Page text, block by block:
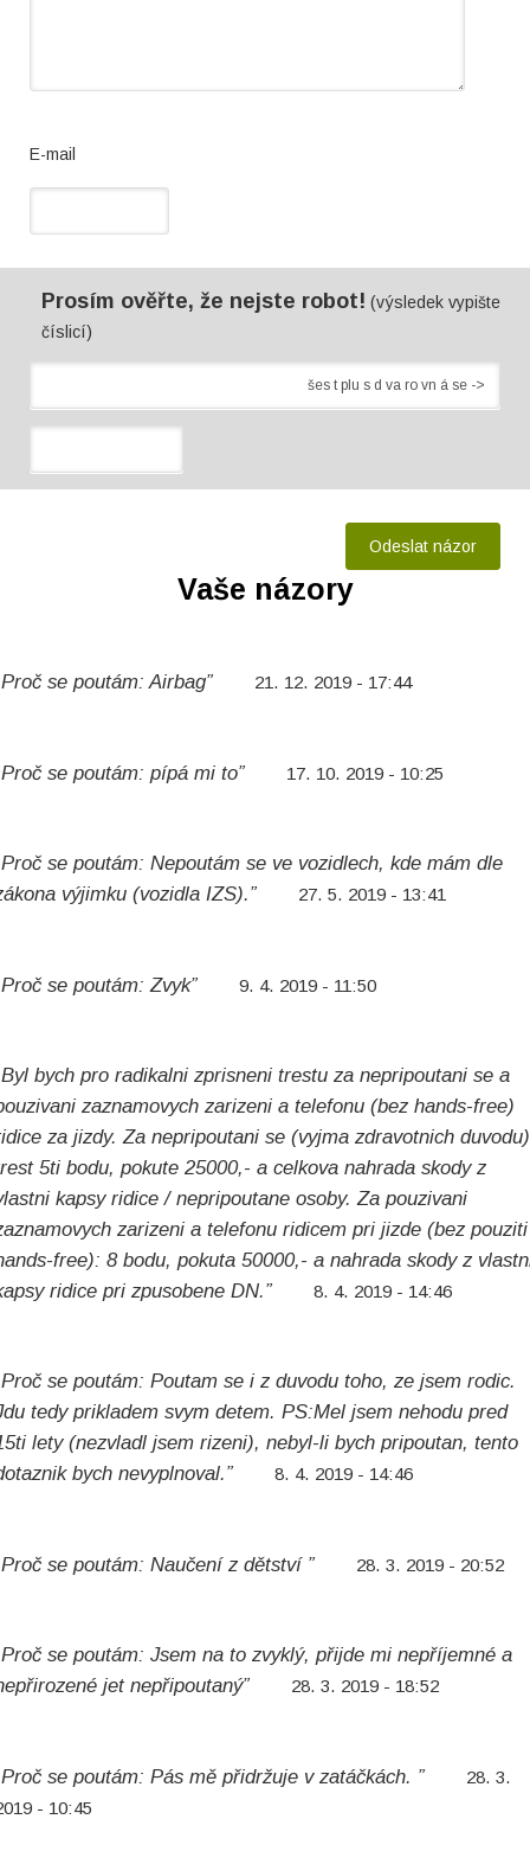
E-mail
Prosím ověřte, že nejste robot! (výsledek vypište
číslicí)
Vaše názory
se poutám: Airbag” 21. 12. 2019 - 17:44
se poutám: pípá mi to” 17. 10. 2019 - 10:25
se poutám: Nepoutám se ve vozidlech, kde mám dle
výjimku (vozidla IZS).”
27. 5. 2019 - 13:41
se poutám: Zvyk” 9. 4. 2019 - 11:50
bych pro radikalni zprisneni trestu za nepripoutani se a
zaznamovych zarizeni a telefonu (bez hands-free)
za jizdy. Za nepripoutani se (vyjma zdravotnich duvodu)
5ti bodu, pokute 25000,- a celkova nahrada skody z
kapsy ridice / nepripoutane osoby. Za pouzivani
zarizeni a telefonu ridicem pri jizde (bez pouziti
free): 8 bodu, pokuta 50000,- a nahrada skody z
ridice pri zpusobene DN.”
8. 4. 2019 - 14:46
se poutám: Poutam se i z duvodu toho, ze jsem rodic.
tedy prikladem svym detem. PS:Mel jsem nehodu pred
lety (nezvladl jsem rizeni), nebyl-li bych pripoutan, tento
bych nevyplnoval.”
8. 4. 2019 - 14:46
se poutám: Naučení z dětství ” 28. 3. 2019 - 20:52
se poutám: Jsem na to zvyklý, přijde mi nepříjemné a
jet nepřipoutaný”
28. 3. 2019 - 18:52
se poutám: Pás mě přidržuje v zatáčkách. ”
28. 3.
- 10:45